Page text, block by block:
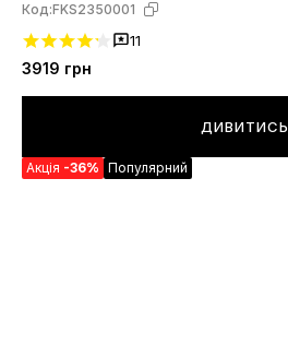
Код:FKS2350001
11
3919 грн
ДИВИТИСЬ
Акція -36% Популярний